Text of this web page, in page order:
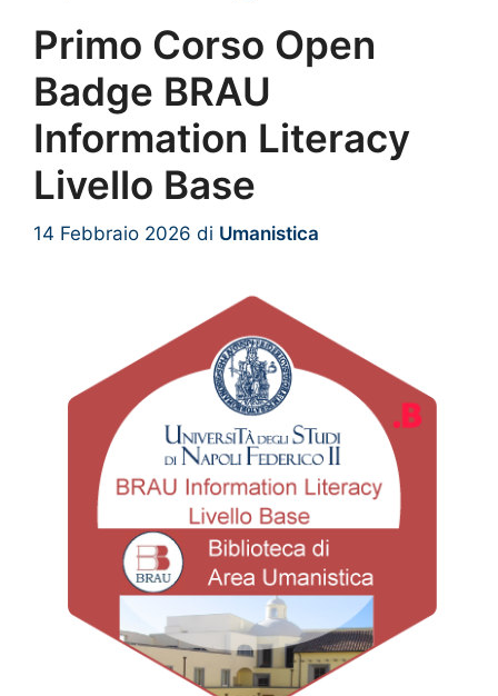
Primo Corso Open
Badge BRAU
Information Literacy
Livello Base
14 Febbraio 2026 di Umanistica